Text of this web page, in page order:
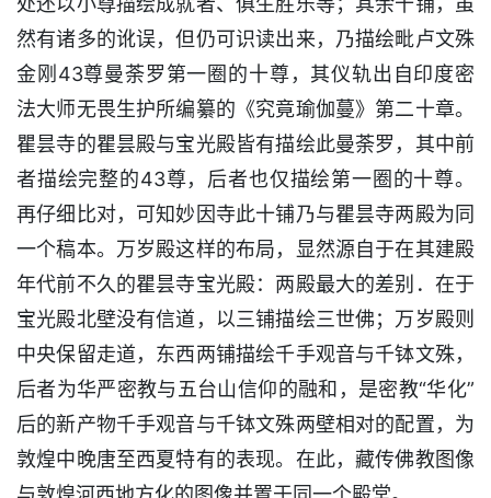
然有诸多的讹误，但仍可识读出来，乃描绘毗卢文殊
金刚43尊曼荼罗第一圈的十尊，其仪轨出自印度密
法大师无畏生护所编纂的《究竟瑜伽蔓》第二十章。
瞿昙寺的瞿昙殿与宝光殿皆有描绘此曼荼罗，其中前
者描绘完整的43尊，后者也仅描绘第一圈的十尊。
再仔细比对，可知妙因寺此十铺乃与瞿昙寺两殿为同
一个稿本。万岁殿这样的布局，显然源自于在其建殿
年代前不久的瞿昙寺宝光殿：两殿最大的差别．在于
宝光殿北壁没有信道，以三铺描绘三世佛；万岁殿则
中央保留走道，东西两铺描绘千手观音与千钵文殊，
后者为华严密教与五台山信仰的融和，是密教“华化”
后的新产物千手观音与千钵文殊两壁相对的配置，为
敦煌中晚唐至西夏特有的表现。在此，藏传佛教图像